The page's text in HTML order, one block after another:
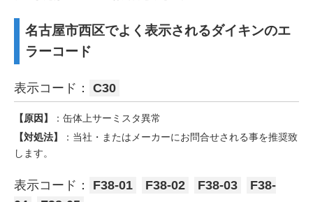
名古屋市西区でよく表示されるダイキンのエ
ラーコード
表示コード： C30
【原因】
：缶体上サーミスタ異常
【対処法】
：当社・またはメーカーにお問合せされる事を推奨致
します。
表示コード： F38-01 F38-02 F38-03
F38-